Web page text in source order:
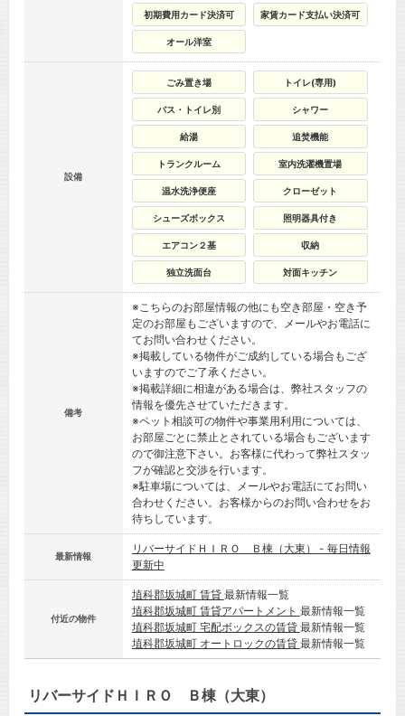
初期費用カード決済可 家賃カード支払い決済可
オール洋室
設備
ごみ置き場 トイレ(専用)
バス・トイレ別 シャワー
給湯 追焚機能
トランクルーム 室内洗濯機置場
温水洗浄便座 クローゼット
シューズボックス 照明器具付き
エアコン２基 収納
独立洗面台 対面キッチン
備考
※こちらのお部屋情報の他にも空き部屋・空き予
定のお部屋もございますので、メールやお電話に
てお問い合わせください。
※掲載している物件がご成約している場合もござ
いますのでご了承ください。
※掲載詳細に相違がある場合は、弊社スタッフの
情報を優先させていただきます。
※ペット相談可の物件や事業用利用については、
お部屋ごとに禁止とされている場合もございます
ので御注意下さい。お客様に代わって弊社スタッ
フが確認と交渉を行います。
※駐車場については、メールやお電話にてお問い
合わせください。お客様からのお問い合わせをお
待ちしています。
最新情報
リバーサイドＨＩＲＯ Ｂ棟（大東） - 毎日情報
更新中
付近の物件
埴科郡坂城町 賃貸 最新情報一覧
埴科郡坂城町 賃貸アパートメント 最新情報一覧
埴科郡坂城町 宅配ボックスの賃貸 最新情報一覧
埴科郡坂城町 オートロックの賃貸 最新情報一覧
リバーサイドＨＩＲＯ Ｂ棟（大東）